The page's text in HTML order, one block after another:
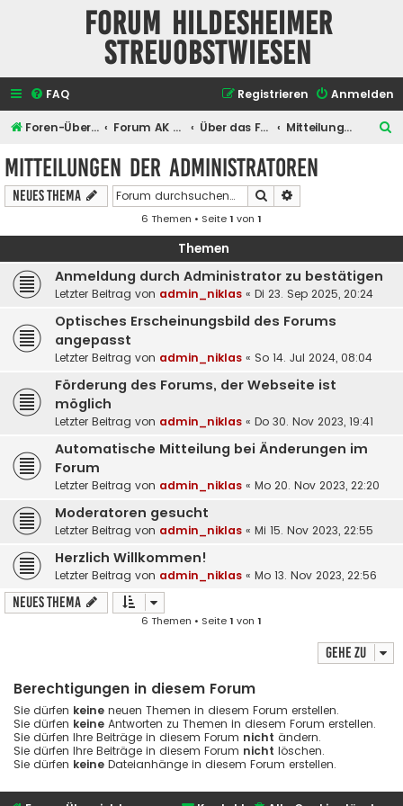
Forum Hildesheimer
Streuobstwiesen
FAQ Anmelden
Registrieren
Foren-Übersicht Forum AK Hildesheimer Streuobstwiesen Über das Forum selber Mitteilungen der Administratoren
Mitteilungen der Administratoren
Neues Thema Suche
6 Themen • Seite1 von 1
Themen
Anmeldung durch Administrator zu bestätigen
Letzter Beitrag von admin_niklas « Di 23. Sep 2025, 20:24
Optisches Erscheinungsbild des Forums
angepasst
Letzter Beitrag von admin_niklas « So 14. Jul 2024, 08:04
Förderung des Forums, der Webseite ist
möglich
Letzter Beitrag von admin_niklas « Do 30. Nov 2023, 19:41
Automatische Mitteilung bei Änderungen im
Forum
Letzter Beitrag von admin_niklas « Mo 20. Nov 2023, 22:20
Moderatoren gesucht
Letzter Beitrag von admin_niklas « Mi 15. Nov 2023, 22:55
Herzlich Willkommen!
Letzter Beitrag von admin_niklas « Mo 13. Nov 2023, 22:56
Neues Thema
6 Themen • Seite1 von 1
Gehe zu
Berechtigungen in diesem Forum
Sie dürfen keine neuen Themen in diesem Forum erstellen.
Sie dürfen keine Antworten zu Themen in diesem Forum erstellen.
Sie dürfen Ihre Beiträge in diesem Forum nicht ändern.
Sie dürfen Ihre Beiträge in diesem Forum nicht löschen.
Sie dürfen keine Dateianhänge in diesem Forum erstellen.